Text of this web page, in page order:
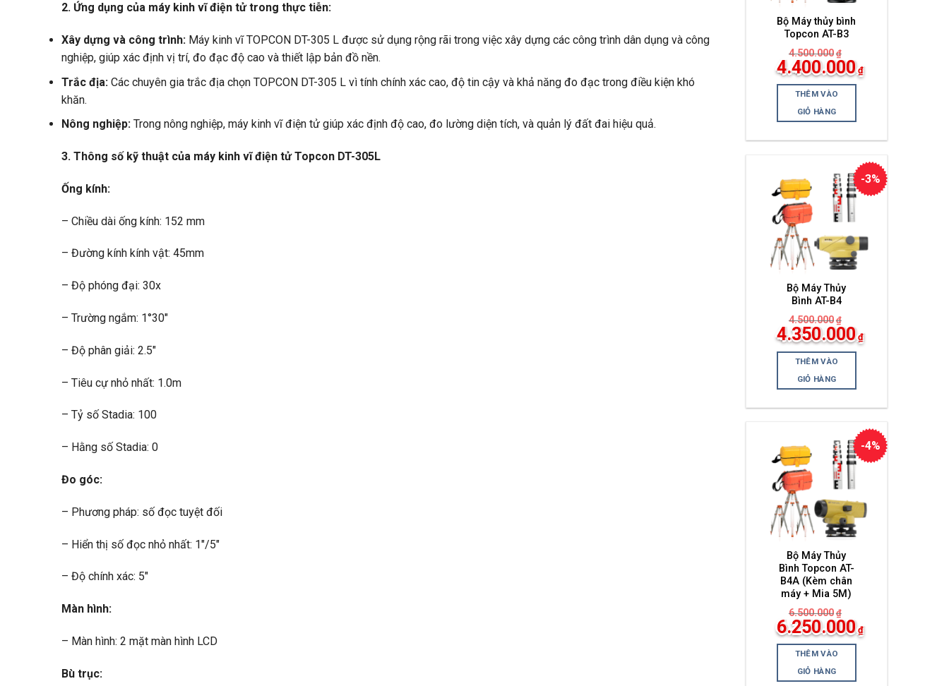
Bộ Máy thủy bình
Topcon AT-B3
4.500.000 ₫
Giá
gốc
là:
4.500.000₫.
4.400.000 ₫
Giá
hiện
tại
là:
4.400.000₫.
THÊM VÀO
GIỎ HÀNG
-3%
Bộ Máy Thủy
Bình AT-B4
4.500.000 ₫
Giá
gốc
là:
4.500.000₫.
4.350.000 ₫
Giá
hiện
tại
là:
4.350.000₫.
THÊM VÀO
GIỎ HÀNG
-4%
Bộ Máy Thủy
Bình Topcon AT-
B4A (Kèm chân
máy + Mia 5M)
6.500.000 ₫
Giá
gốc
là:
6.500.000₫.
6.250.000 ₫
Giá
hiện
tại
là:
6.250.000₫.
THÊM VÀO
GIỎ HÀNG
2. Ứng dụng của máy kinh vĩ điện tử trong thực tiễn:
Xây dựng và công trình: Máy kinh vĩ TOPCON DT-305 L được sử dụng rộng rãi trong việc xây dựng các công trình dân dụng và công
nghiệp, giúp xác định vị trí, đo đạc độ cao và thiết lập bản đồ nền.
Trắc địa: Các chuyên gia trắc địa chọn TOPCON DT-305 L vì tính chính xác cao, độ tin cậy và khả năng đo đạc trong điều kiện khó
khăn.
Nông nghiệp: Trong nông nghiệp, máy kinh vĩ điện tử giúp xác định độ cao, đo lường diện tích, và quản lý đất đai hiệu quả.
3. Thông số kỹ thuật của máy kinh vĩ điện tử Topcon DT-305L
Ống kính:
– Chiều dài ống kính: 152 mm
– Đường kính kính vật: 45mm
– Độ phóng đại: 30x
– Trường ngắm: 1°30″
– Độ phân giải: 2.5″
– Tiêu cự nhỏ nhất: 1.0m
– Tỷ số Stadia: 100
– Hằng số Stadia: 0
Đo góc:
– Phương pháp: số đọc tuyệt đối
– Hiển thị số đọc nhỏ nhất: 1″/5″
– Độ chính xác: 5″
Màn hình:
– Màn hình: 2 mặt màn hình LCD
Bù trục: